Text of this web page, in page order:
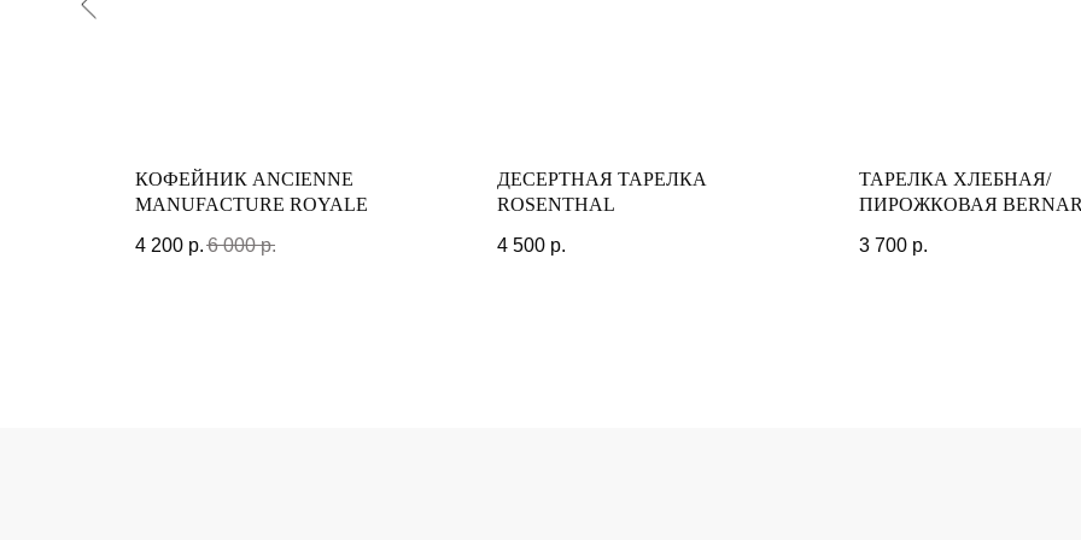
КОФЕЙНИК ANCIENNE
MANUFACTURE ROYALE
4 200 р. 6 000 р.
ДЕСЕРТНАЯ ТАРЕЛКА
ROSENTHAL
4 500 р.
ТАРЕЛКА ХЛЕБНАЯ/
ПИРОЖКОВАЯ
3 700 р.
МОМЕНТЫ